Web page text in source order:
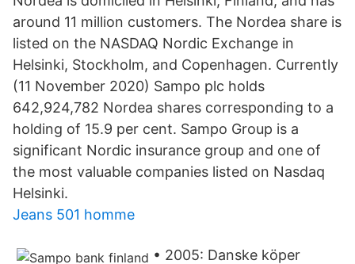
around 11 million customers. The Nordea share is
listed on the NASDAQ Nordic Exchange in
Helsinki, Stockholm, and Copenhagen. Currently
(11 November 2020) Sampo plc holds
642,924,782 Nordea shares corresponding to a
holding of 15.9 per cent. Sampo Group is a
significant Nordic insurance group and one of
the most valuable companies listed on Nasdaq
Helsinki.
Jeans 501 homme
• 2005: Danske köper